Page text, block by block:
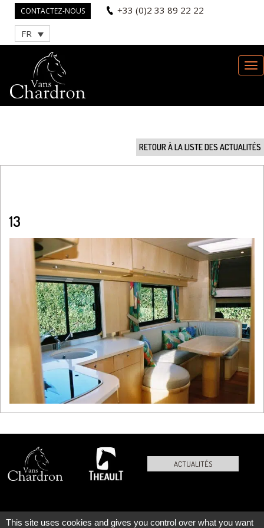
CONTACTEZ-NOUS +33 (0)2 33 89 22 22
FR
RETOUR À LA LISTE DES ACTUALITÉS
13
ACTUALITÉS
This site uses cookies and gives you control over what you want